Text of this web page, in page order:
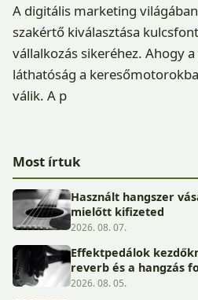
A digitális marketing
szakértő kiválasztása
vállalkozás sikeréhez. Ahogy
láthatóság a
válik. A p
Most írtuk
Használt hangszer
mielőtt kifizeted
2026. 08. 07.
Effektpedálok
reverb és a hangzás
2026. 08. 05.